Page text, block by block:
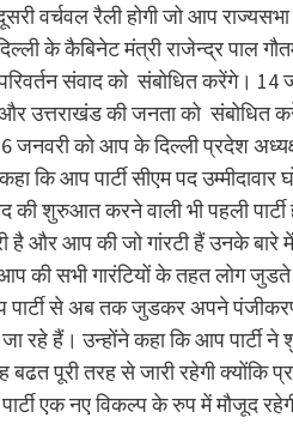
वर्चवल रैली होगी जो आप
के कैबिनेट मंत्री राजेन्द्र पाल
संवाद को संबोधित करेंगे।
उत्तराखंड की जनता को संबोधित
को आप के दिल्ली प्रदेश अध्यक्ष
कि आप पार्टी सीएम पद
की शुरुआत करने वाली भी पहली
है और आप की जो गांरटी हैं उनके बारे
आप की सभी गारंटियों के तहत लोग
से अब तक जुडकर अपने
जा रहे हैं। उन्होंने कहा कि आप पार्टी
बढत पूरी तरह से जारी रहेगी क्योंकि
एक नए विकल्प के रुप में मौजूद